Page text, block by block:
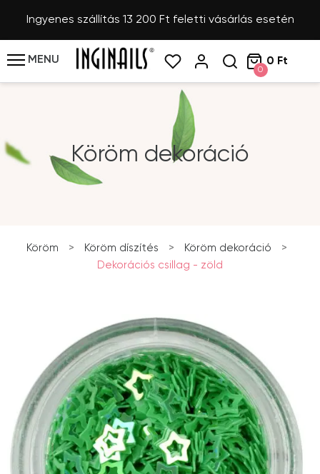
Ingyenes szállítás 13 200 Ft feletti vásárlás esetén
MENU
0
0 Ft
Köröm dekoráció
Köröm > Köröm díszítés > Köröm dekoráció
>
Dekorációs csillag - zöld